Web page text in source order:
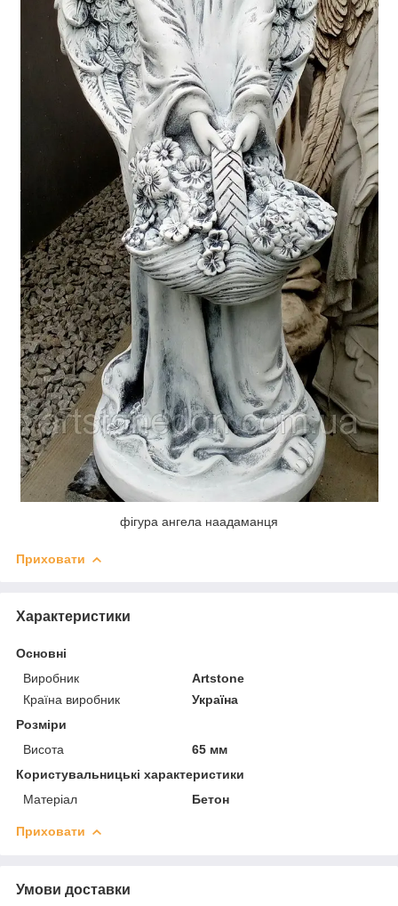
фігура ангела наадаманця
Приховати
Характеристики
Основні
Виробник
Artstone
Країна виробник
Україна
Розміри
Висота
65 мм
Користувальницькі характеристики
Матеріал
Бетон
Приховати
Умови доставки